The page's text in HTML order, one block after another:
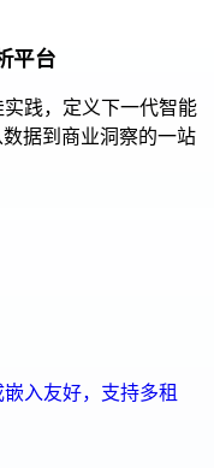
平台
践，定义下一代智能
据到商业洞察的一站
入友好，支持多租